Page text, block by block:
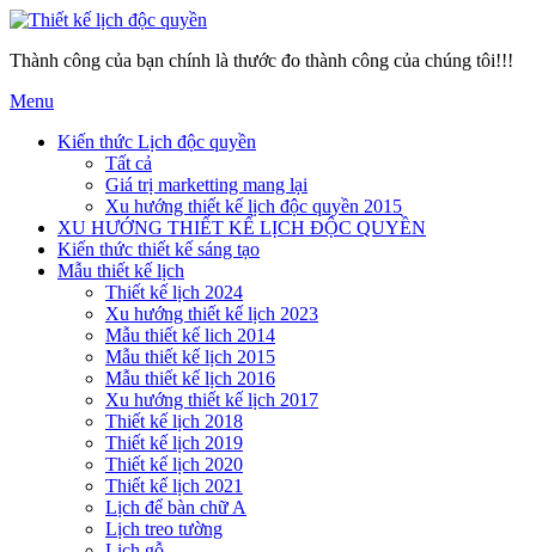
Thành công của bạn chính là thước đo thành công của chúng tôi!!!
Menu
Kiến thức Lịch độc quyền
Tất cả
Giá trị marketting mang lại
Xu hướng thiết kế lịch độc quyền 2015
XU HƯỚNG THIẾT KẾ LỊCH ĐỘC QUYỀN
Kiến thức thiết kế sáng tạo
Mẫu thiết kế lịch
Thiết kế lịch 2024
Xu hướng thiết kế lịch 2023
Mẫu thiết kế lich 2014
Mẫu thiết kế lịch 2015
Mẫu thiết kế lịch 2016
Xu hướng thiết kế lịch 2017
Thiết kế lịch 2018
Thiết kế lịch 2019
Thiết kế lịch 2020
Thiết kế lịch 2021
Lịch để bàn chữ A
Lịch treo tường